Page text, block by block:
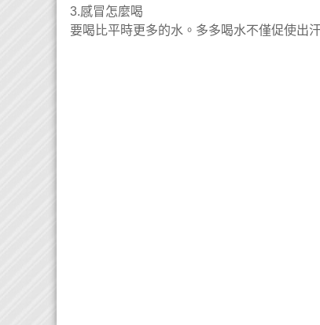
3.感冒怎麼喝
要喝比平時更多的水。多多喝水不僅促使出